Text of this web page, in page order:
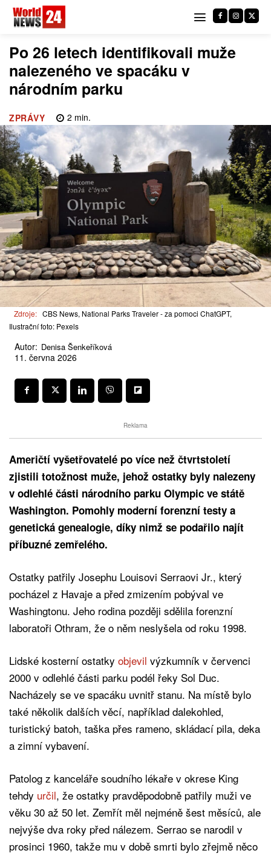
Po 26 letech identifikovali muže
nalezeného ve spacáku v
národním parku
ZPRÁVY 2 min.
Zdroje: CBS News, National Parks Traveler - za pomoci ChatGPT,
Ilustrační foto: Pexels
Autor: Denisa Šenkeříková
11. června 2026
Reklama
Američtí vyšetřovatelé po více než čtvrtstoletí
zjistili totožnost muže, jehož ostatky byly nalezeny
v odlehlé části národního parku Olympic ve státě
Washington. Pomohly moderní forenzní testy a
genetická genealogie, díky nimž se podařilo najít
příbuzné zemřelého.
Ostatky patřily Josephu Louisovi Serraovi Jr., který
pocházel z Havaje a před zmizením pobýval ve
Washingtonu. Jeho rodina později sdělila forenzní
laboratoři Othram, že o něm neslyšela od roku 1998.
Lidské kosterní ostatky objevil výzkumník v červenci
2000 v odlehlé části parku podél řeky Sol Duc.
Nacházely se ve spacáku uvnitř stanu. Na místě bylo
také několik dalších věcí, například dalekohled,
turistický batoh, taška přes rameno, skládací pila, deka
a zimní vybavení.
Patolog z kanceláře soudního lékaře v okrese King
tehdy určil, že ostatky pravděpodobně patřily muži ve
věku 30 až 50 let. Zemřít měl nejméně šest měsíců, ale
nejvýše dva roky před nálezem. Serrao se narodil v
prosinci 1960, takže mu v době smrti bylo zřejmě něco